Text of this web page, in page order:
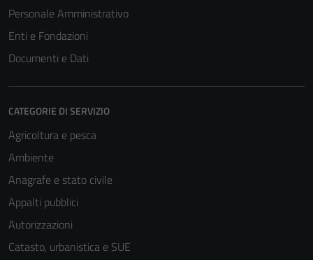
Personale Amministrativo
Enti e Fondazioni
Documenti e Dati
CATEGORIE DI SERVIZIO
Agricoltura e pesca
Ambiente
Anagrafe e stato civile
Appalti pubblici
Autorizzazioni
Catasto, urbanistica e SUE